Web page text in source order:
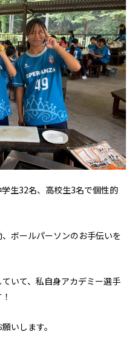
生32名、高校生3名で個性的
ボールパーソンのお手伝いを
いて、私自身アカデミー選手
いします。